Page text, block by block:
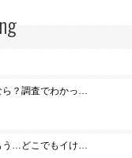
ら？調査でわかっ…
う…どこでもイけ…